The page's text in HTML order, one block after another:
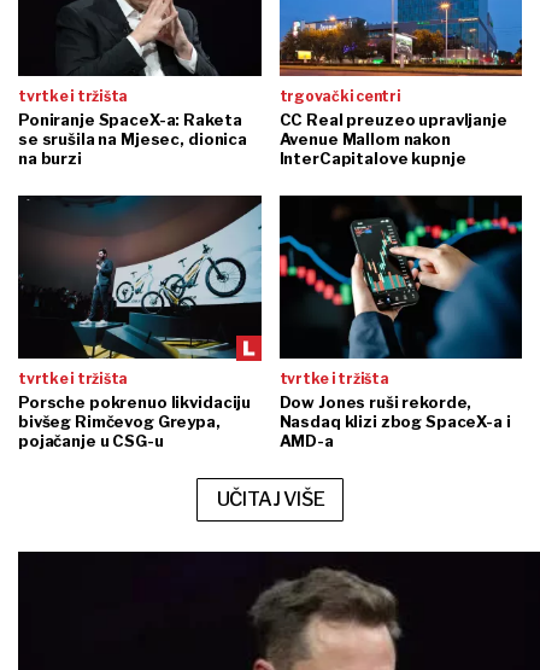
tvrtke i tržišta
Poniranje SpaceX-a: Raketa
se srušila na Mjesec, dionica
na burzi
trgovački centri
CC Real preuzeo upravljanje
Avenue Mallom nakon
InterCapitalove kupnje
tvrtke i tržišta
Porsche pokrenuo likvidaciju
bivšeg Rimčevog Greypa,
pojačanje u CSG-u
tvrtke i tržišta
Dow Jones ruši rekorde,
Nasdaq klizi zbog SpaceX-a i
AMD-a
UČITAJ VIŠE